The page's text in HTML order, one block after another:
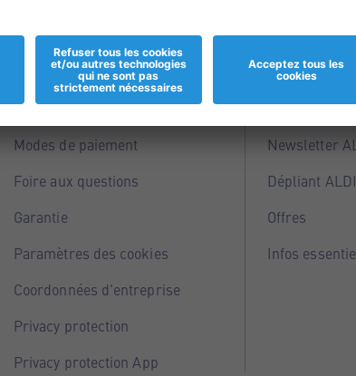
Informations
Magasins
Modes de paiement
Foire aux questions
Garantie
Paramètres des cookies
Coordonnées d'entreprise
Privacy protection
Privacy protection App
Service
Points ALDI
Newsletter
Dépliant
Offres
Infos